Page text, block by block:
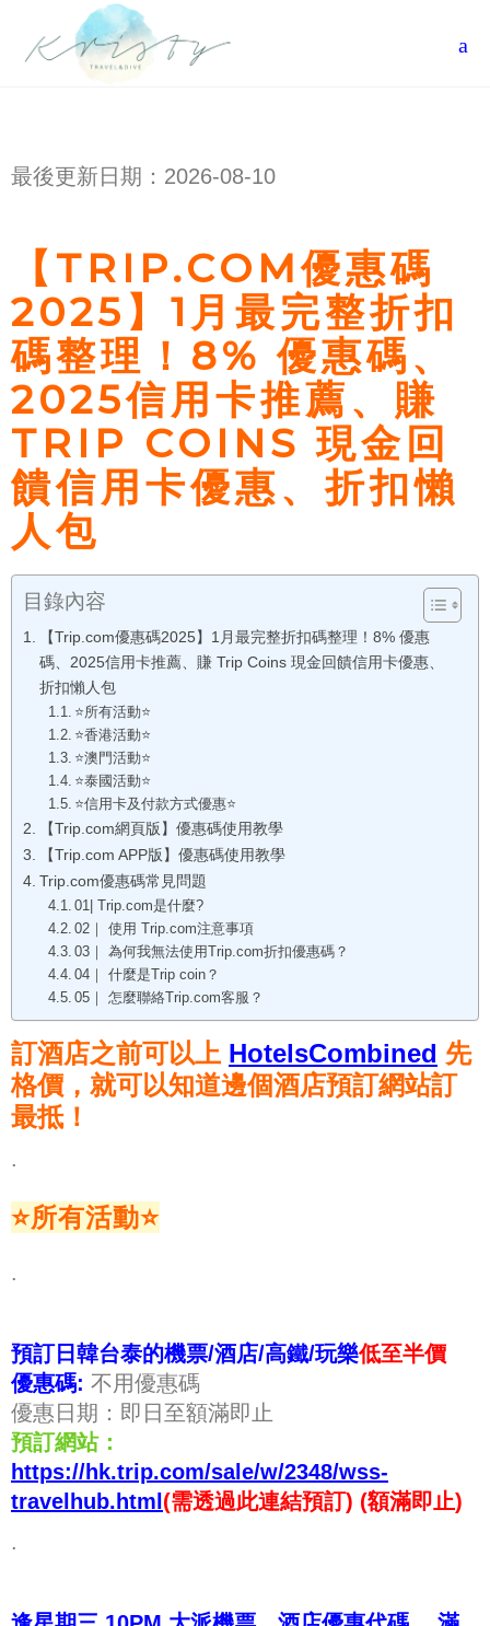
最後更新日期： 2026-08-10
【TRIP.COM優惠碼
2025】1月最完整折扣
碼整理！8% 優惠碼、
2025信用卡推薦、賺
TRIP COINS 現金回
饋信用卡優惠、折扣懶
人包
目錄內容
【Trip.com優惠碼2025】1月最完整折扣碼整理！8% 優惠
碼、2025信用卡推薦、賺 Trip Coins 現金回饋信用卡優惠、
折扣懶人包
⭐所有活動⭐
⭐香港活動⭐
⭐澳門活動⭐
⭐泰國活動⭐
⭐信用卡及付款方式優惠⭐
【Trip.com網頁版】優惠碼使用教學
【Trip.com APP版】優惠碼使用教學
Trip.com優惠碼常見問題
01| Trip.com是什麼?
02｜ 使用 Trip.com注意事項
03｜ 為何我無法使用Trip.com折扣優惠碼？
04｜ 什麼是Trip coin？
05｜ 怎麼聯絡Trip.com客服？
訂酒店之前可以上 HotelsCombined 先
格價，就可以知道邊個酒店預訂網站訂
最抵！
.
⭐所有活動⭐
.
預訂日韓台泰的機票/酒店/高鐵/玩樂低至半價
優惠碼: 不用優惠碼
優惠日期：即日至額滿即止
預訂網站：
https://hk.trip.com/sale/w/2348/wss-
travelhub.html (需透過此連結預訂) (額滿即止)
.